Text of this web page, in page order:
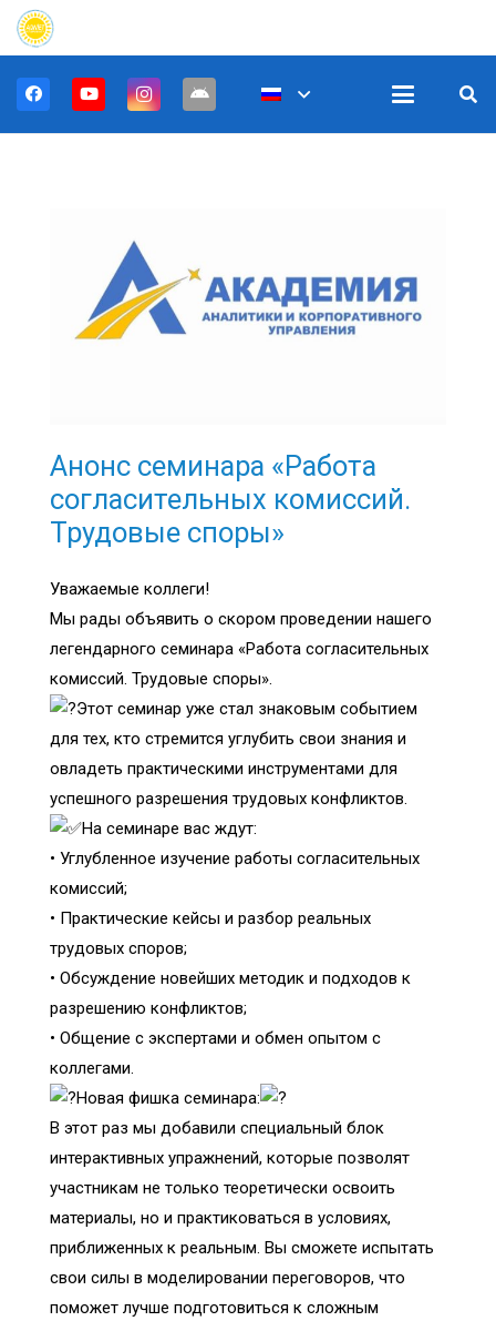
Анонс семинара «Работа
согласительных комиссий.
Трудовые споры»
Уважаемые коллеги!
Мы рады объявить о скором проведении нашего
легендарного семинара «Работа согласительных
комиссий. Трудовые споры».
Этот семинар уже стал знаковым событием
для тех, кто стремится углубить свои знания и
овладеть практическими инструментами для
успешного разрешения трудовых конфликтов.
На семинаре вас ждут:
• Углубленное изучение работы согласительных
комиссий;
• Практические кейсы и разбор реальных
трудовых споров;
• Обсуждение новейших методик и подходов к
разрешению конфликтов;
• Общение с экспертами и обмен опытом с
коллегами.
Новая фишка семинара:
В этот раз мы добавили специальный блок
интерактивных упражнений, которые позволят
участникам не только теоретически освоить
материалы, но и практиковаться в условиях,
приближенных к реальным. Вы сможете испытать
свои силы в моделировании переговоров, что
поможет лучше подготовиться к сложным